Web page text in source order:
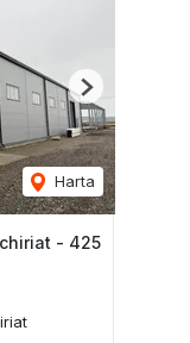
Harta
Next
- 425